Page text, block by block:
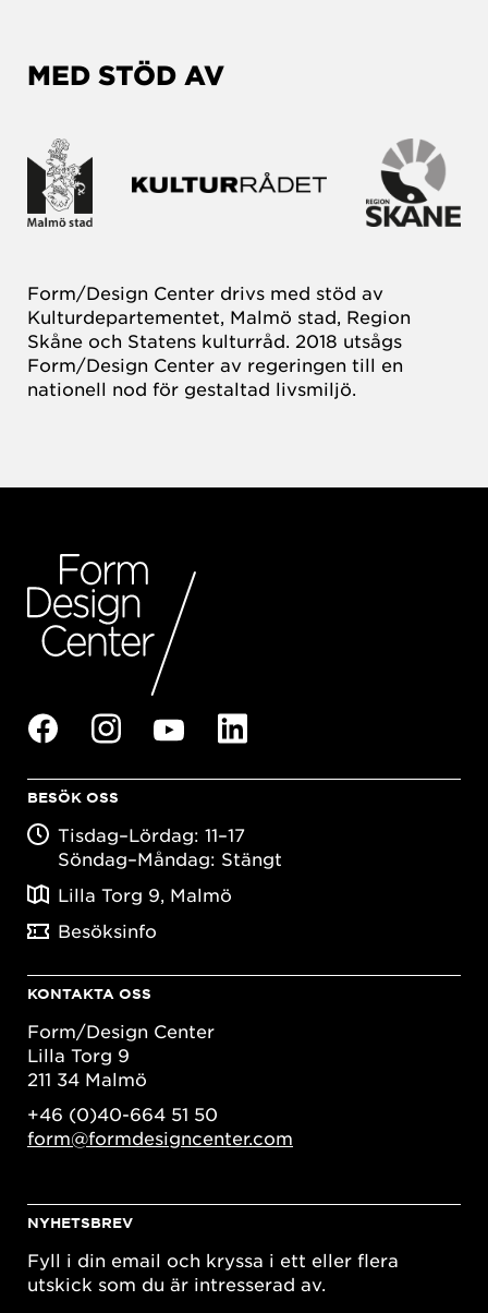
MED STÖD AV
Form/Design Center drivs med stöd av
Kulturdepartementet, Malmö stad, Region
Skåne och Statens kulturråd. 2018 utsågs
Form/Design Center av regeringen till en
nationell nod för gestaltad livsmiljö.
BESÖK OSS
Tisdag–Lördag: 11–17
Söndag–Måndag: Stängt
Lilla Torg 9, Malmö
Besöksinfo
KONTAKTA OSS
Form/Design Center
Lilla Torg 9
211 34 Malmö
+46 (0)40-664 51 50
form@formdesigncenter.com
NYHETSBREV
Fyll i din email och kryssa i ett eller flera
utskick som du är intresserad av.